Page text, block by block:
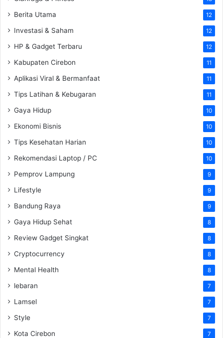
Berita Utama 12
Investasi & Saham 12
HP & Gadget Terbaru 12
Kabupaten Cirebon 11
Aplikasi Viral & Bermanfaat 11
Tips Latihan & Kebugaran 11
Gaya Hidup 10
Ekonomi Bisnis 10
Tips Kesehatan Harian 10
Rekomendasi Laptop / PC 10
Pemprov Lampung 9
Lifestyle 9
Bandung Raya 9
Gaya Hidup Sehat 8
Review Gadget Singkat 8
Cryptocurrency 8
Mental Health 8
lebaran 7
Lamsel 7
Style 7
Kota Cirebon 7